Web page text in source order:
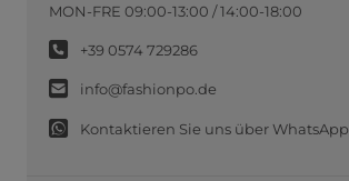
MON-FRE 09:00-13:00 / 14:00-18:00
+39 0574 729286
info@fashionpo.de
Kontaktieren Sie uns über WhatsApp